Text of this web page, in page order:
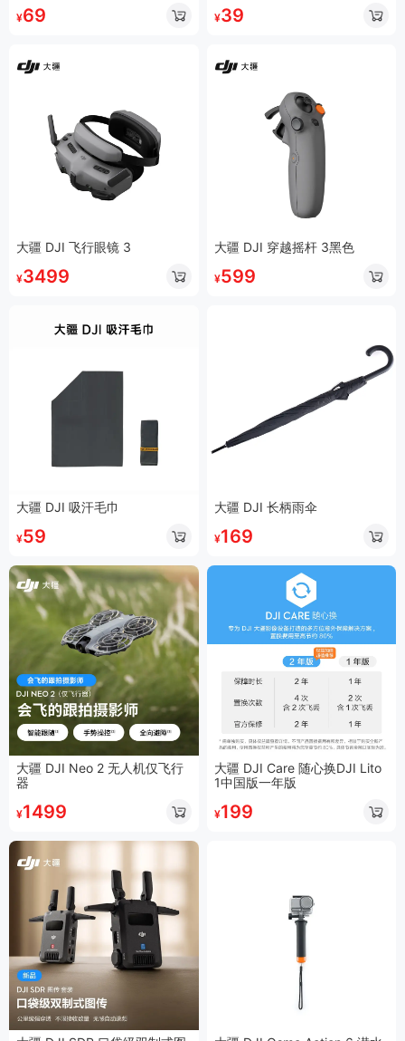
¥69 ¥39
大疆 DJI 飞行眼镜 3
¥3499
大疆 DJI 穿越摇杆 3黑色
¥599
大疆 DJI 吸汗毛巾
¥59
大疆 DJI 长柄雨伞
¥169
大疆 DJI Neo 2 无人机仅飞行
器
¥1499
大疆 DJI Care 随心换DJI Lito
1中国版一年版
¥199